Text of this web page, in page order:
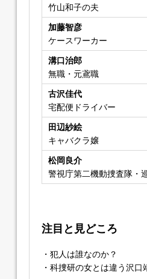
竹山和子の夫
加藤智彦
ケースワーカー
溝口治郎
無職・元鳶職
古沢佳代
宅配便ドライバー
田辺紗絵
キャバクラ嬢
松岡良介
警視庁第二機動捜査隊・
注目と見どころ
・犯人は誰なのか？
・科捜研の女とは違う沢